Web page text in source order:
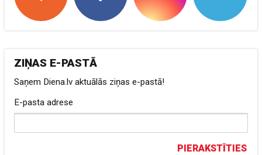
ZIŅAS E-PASTĀ
Saņem Diena.lv aktuālās ziņas e-pastā!
E-pasta adrese
PIERAKSTĪTIES